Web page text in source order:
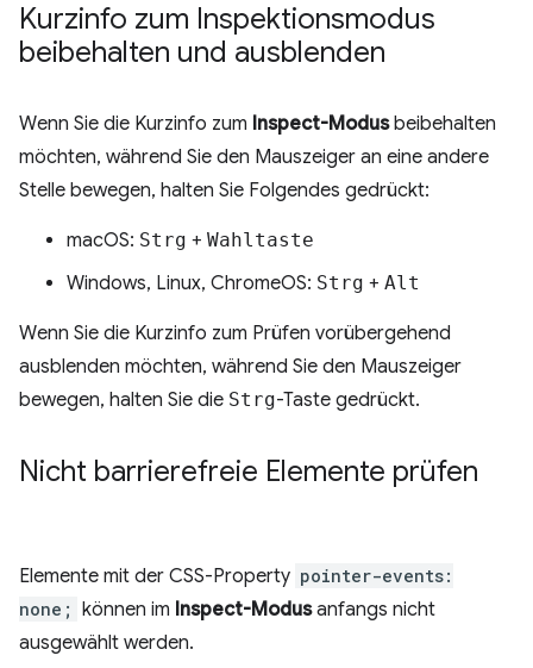
Kurzinfo zum Inspektionsmodus
beibehalten und ausblenden
Wenn Sie die Kurzinfo zum Inspect-Modusbeibehalten
möchten, während Sie den Mauszeiger an eine andere
Stelle bewegen, halten Sie Folgendes gedrückt:
macOS: Strg + Wahltaste
Windows, Linux, ChromeOS: Strg + Alt
Wenn Sie die Kurzinfo zum Prüfen vorübergehend
ausblenden möchten, während Sie den Mauszeiger
bewegen, halten Sie die Strg-Taste gedrückt.
Nicht barrierefreie Elemente prüfen
Elemente mit der CSS-Property pointer-events:
none; können im Inspect-Modusanfangs nicht
ausgewählt werden.